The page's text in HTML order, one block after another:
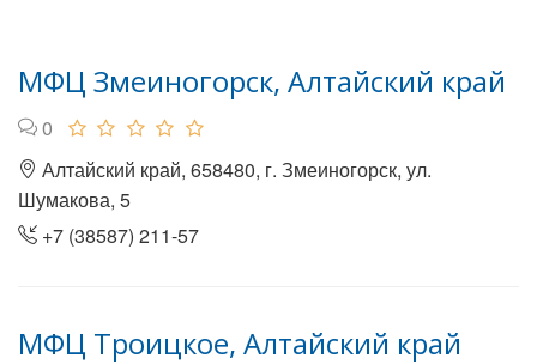
МФЦ Змеиногорск, Алтайский край
0
Алтайский край, 658480, г. Змеиногорск, ул.
Шумакова, 5
+7 (38587) 211-57
МФЦ Троицкое, Алтайский край